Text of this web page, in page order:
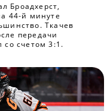
Броадхерст,
44-й минуте
Ткачев
передачи
со счетом 3:1.